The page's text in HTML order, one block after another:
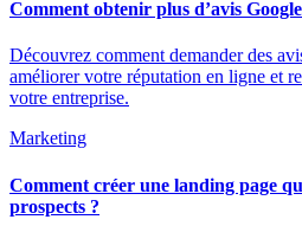
Comment obtenir plus d’avis
Découvrez comment demander des
améliorer votre réputation en ligne et
votre entreprise.
Marketing
Comment créer une landing page
prospects ?